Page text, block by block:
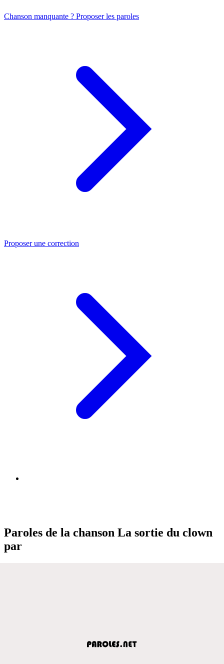
Chanson manquante ? Proposer les paroles
Proposer une correction
Paroles de la chanson La sortie du clown
par